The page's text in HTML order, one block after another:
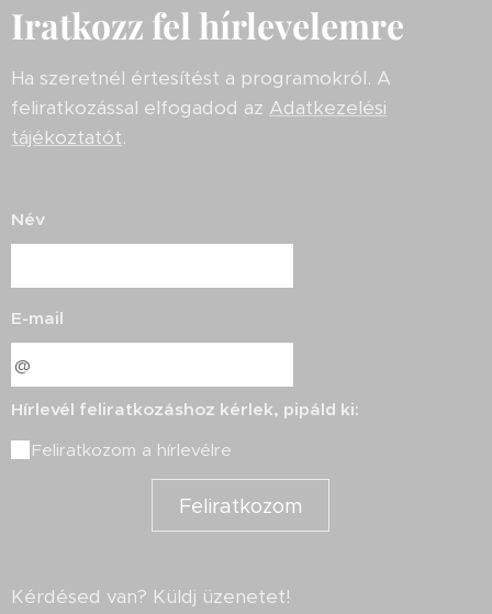
Iratkozz fel hírlevelemre
Ha szeretnél értesítést a programokról. A
feliratkozással elfogadod az Adatkezelési
tájékoztatót.
Név
E-mail
Hírlevél feliratkozáshoz kérlek, pipáld ki:
Feliratkozom a hírlevélre
Feliratkozom
Kérdésed van? Küldj üzenetet!